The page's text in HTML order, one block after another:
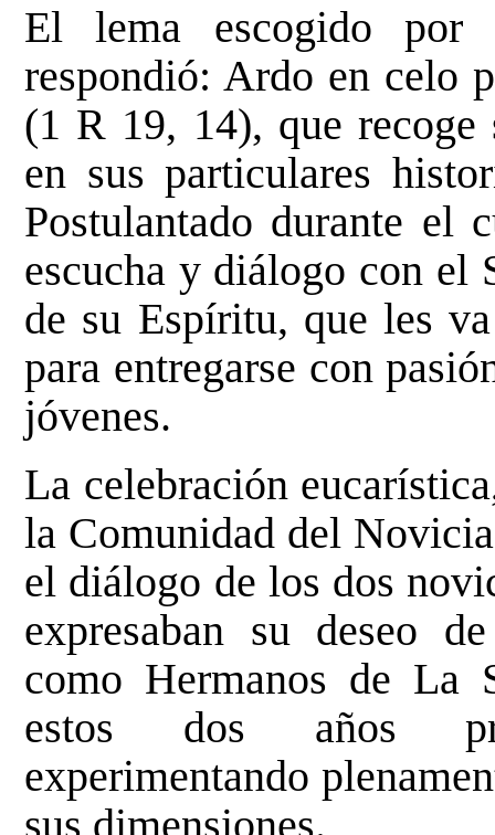
El lema escogido
respondió: Ardo en celo
(1 R 19, 14), que recoge
en sus particulares
Postulantado durante el
escucha y diálogo con el
de su Espíritu, que les
para entregarse con
jóvenes.
La celebración
la Comunidad del
el diálogo de los dos
expresaban su deseo
como Hermanos de
estos dos años
experimentando
sus dimensiones.